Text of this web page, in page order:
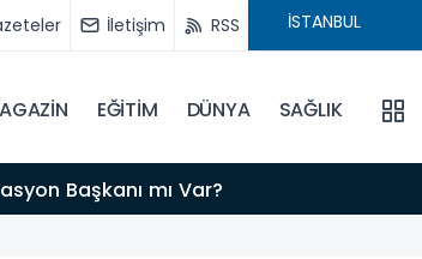
İletişim RSS
EĞİTİM DÜNYA SAĞLIK
Başkanı mı Var?